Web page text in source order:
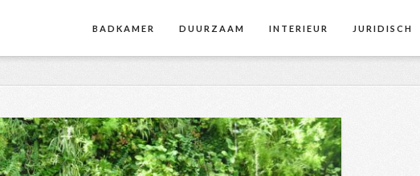
BADKAMER DUURZAAM INTERIEUR JURIDISCH